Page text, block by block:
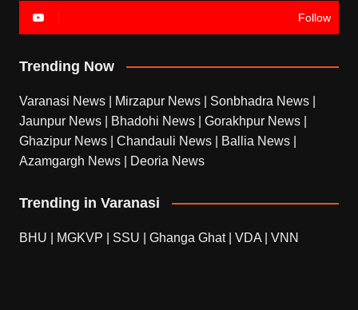
Follow
Trending Now
Varanasi News Mirzapur News Sonbhadra News
Jaunpur News
Bhadohi News Gorakhpur News
Ghazipur News
Chandauli News Ballia News
Azamgargh News
Deoria News
Trending in Varanasi
BHU MGKVP SSU Ghanga Ghat| VDA VNN